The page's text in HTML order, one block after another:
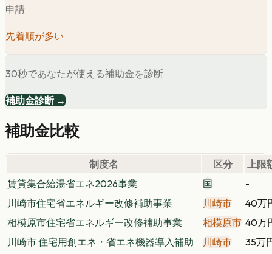
申請
先着順が多い
30秒であなたが使える補助金を診断
補助金診断 →
補助金比較
制度名 区分
上限
賃貸集合給湯省エネ2026事業
国
-
川崎市住宅省エネルギー改修補助事業
川崎市
40万
相模原市住宅省エネルギー改修補助事業
相模原市 40万
川崎市 住宅用創エネ・省エネ機器導入補助
川崎市
35万